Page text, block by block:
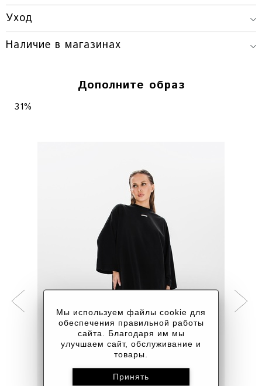
ONESIZE
Уход
Наличие в магазинах
Дополните образ
31%
Мы используем файлы cookie для
обеспечения правильной работы
сайта. Благодаря им мы
улучшаем сайт, обслуживание и
товары.